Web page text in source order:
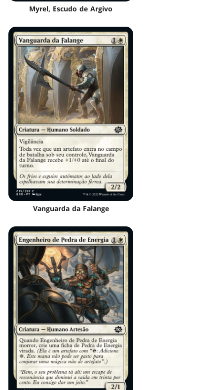
Myrel, Escudo de Argivo
Vanguarda da Falange